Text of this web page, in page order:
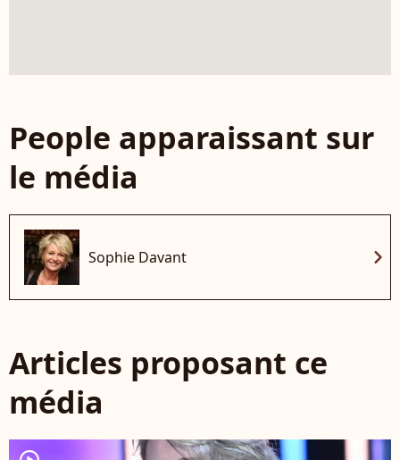
People apparaissant sur
le média
Sophie Davant chevron_right
Articles proposant ce
média